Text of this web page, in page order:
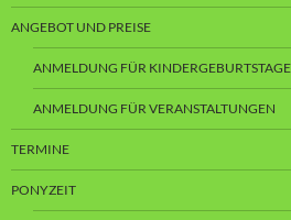
ANGEBOT UND PREISE
ANMELDUNG FÜR KINDERGEBURTSTAGE
ANMELDUNG FÜR VERANSTALTUNGEN
TERMINE
PONYZEIT